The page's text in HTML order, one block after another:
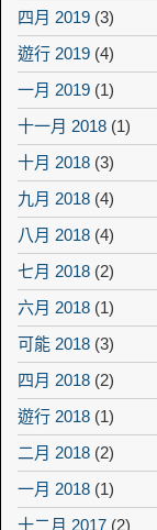
四月 2019 (3)
遊行 2019 (4)
一月 2019 (1)
十一月 2018 (1)
十月 2018 (3)
九月 2018 (4)
八月 2018 (4)
七月 2018 (2)
六月 2018 (1)
可能 2018 (3)
四月 2018 (2)
遊行 2018 (1)
二月 2018 (2)
一月 2018 (1)
十二月 2017 (2)